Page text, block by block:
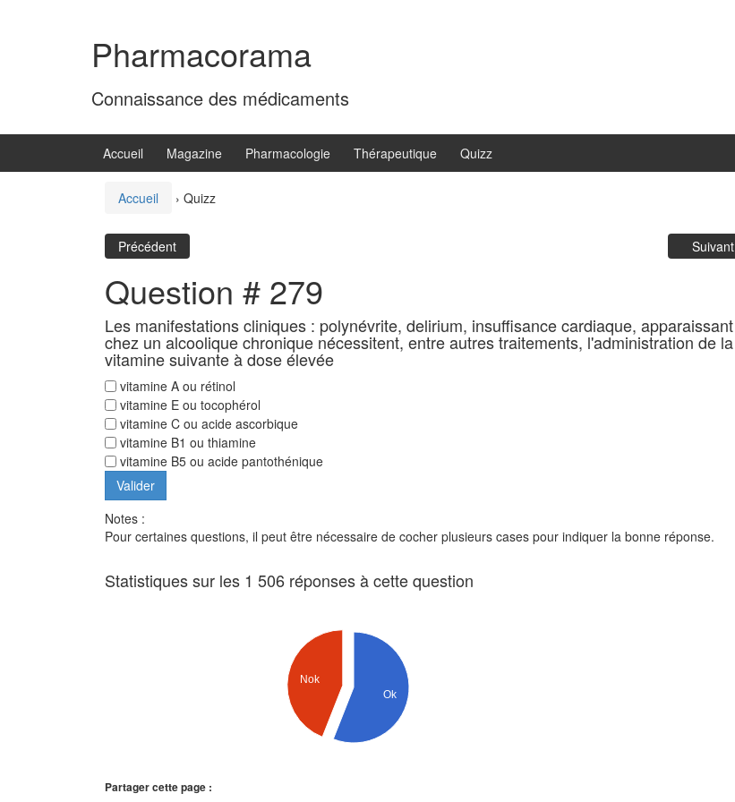
Pharmacorama
Connaissance des médicaments
Accueil Magazine Pharmacologie Thérapeutique Quizz
Accueil › Quizz
Précédent Suivant
Question # 279
Les manifestations cliniques : polynévrite, delirium, insuffisance cardiaque, apparaissant
chez un alcoolique chronique nécessitent, entre autres traitements, l'administration de la
vitamine suivante à dose élevée
vitamine A ou rétinol
vitamine E ou tocophérol
vitamine C ou acide ascorbique
vitamine B1 ou thiamine
vitamine B5 ou acide pantothénique
Notes :
Pour certaines questions, il peut être nécessaire de cocher plusieurs cases pour indiquer la bonne réponse.
Statistiques sur les 1 506 réponses à cette question
Nok
Ok
Partager cette page :